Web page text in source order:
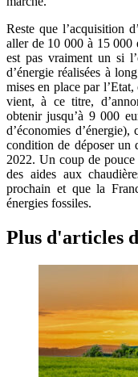
Reste que l’acquisition
aller de 10 000 à 15 000
est pas vraiment un si
d’énergie réalisées à
mises en place par
vient, à ce titre,
obtenir jusqu’à 9 000
d’économies
condition de déposer un
2022. Un coup de
des aides aux
prochain et que la
énergies fossiles.
Plus d'articles